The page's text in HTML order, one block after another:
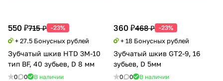
550 ₽715 ₽ -23%
+ 27.5 Бонусных рублей
Зубчатый шкив HTD 3M-10
тип BF, 40 зубьев, D 8 мм
0 0 В наличии
360 ₽468 ₽ -23%
+ 18 Бонусных рублей
Зубчатый шкив GT2-9, 16
зубьев, D 5мм
0 0 В наличии